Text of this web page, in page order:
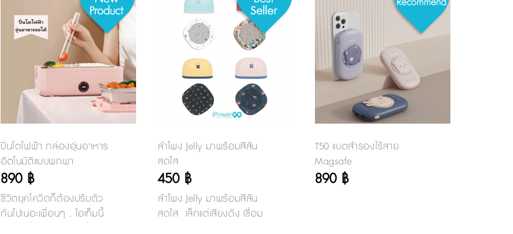
ปิ่นโตไฟฟ้า กล่องอุ่นอาหาร
อัตโนมัติแบบพกพา
890 ฿
ชีวิตยุคโควิดก็ต้องปรับตัว
กันไปเนอะเพื่อนๆ . ไอเท็มนี้
ลำโพง Jelly มาพร้อมสีสัน
สดใส
450 ฿
ลำโพง Jelly มาพร้อมสีสัน
สดใส เล็กแต่เสียงดัง เชื่อม
T50 แบตสำรองไร้สาย
Magsafe
890 ฿